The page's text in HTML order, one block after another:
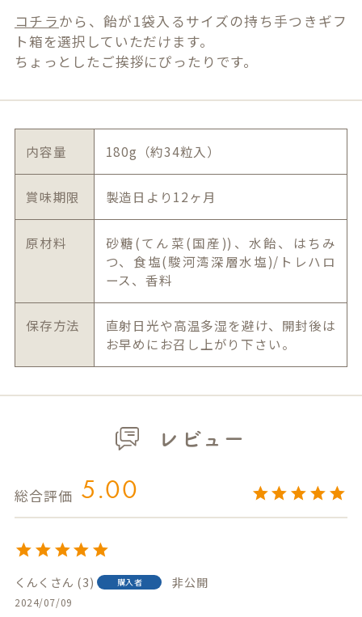
コチラから、飴が1袋入るサイズの持ち手つきギフ
ト箱を選択していただけます。
ちょっとしたご挨拶にぴったりです。
内容量 180g（約34粒入）
賞味期限 製造日より12ヶ月
原材料
砂糖(てん菜(国産))、水飴、はちみ
つ、食塩(駿河湾深層水塩)/トレハロ
ース、香料
保存方法
直射日光や高温多湿を避け、開封後は
お早めにお召し上がり下さい。
レビュー
5.00
くんく 3 購入者 非公開
2024/07/09